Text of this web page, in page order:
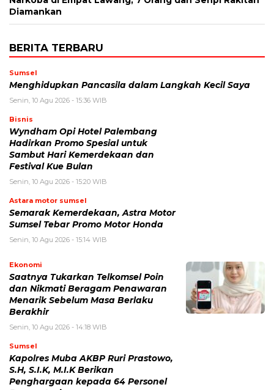
Diamankan
BERITA TERBARU
Sumsel
Menghidupkan Pancasila dalam Langkah Kecil Saya
Senin, 10 Agu 2026 - 15:36 WIB
Bisnis
Wyndham Opi Hotel Palembang
Hadirkan Promo Spesial untuk
Sambut Hari Kemerdekaan dan
Festival Kue Bulan
Senin, 10 Agu 2026 - 15:20 WIB
Astara motor sumsel
Semarak Kemerdekaan, Astra Motor
Sumsel Tebar Promo Motor Honda
Senin, 10 Agu 2026 - 15:14 WIB
Ekonomi
Saatnya Tukarkan Telkomsel Poin
dan Nikmati Beragam Penawaran
Menarik Sebelum Masa Berlaku
Berakhir
Senin, 10 Agu 2026 - 14:18 WIB
Sumsel
Kapolres Muba AKBP Ruri Prastowo,
S.H, S.I.K, M.I.K Berikan
Penghargaan kepada 64 Personel